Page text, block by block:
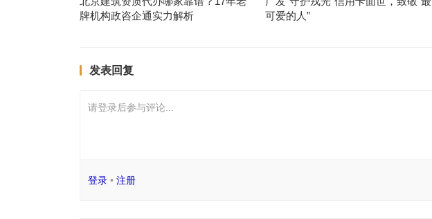
牌机构政咨企通实力解析
可爱的人”
发表回复
请登录后参与评论...
登录• 注册